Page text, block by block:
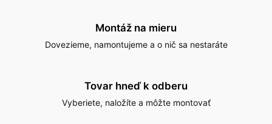
Montáž na mieru
Dovezieme, namontujeme a o nič sa nestaráte
Tovar hneď k odberu
Vyberiete, naložíte a môžte montovať